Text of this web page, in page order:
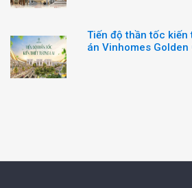
Tiến độ thần tốc
án Vinhomes Golden